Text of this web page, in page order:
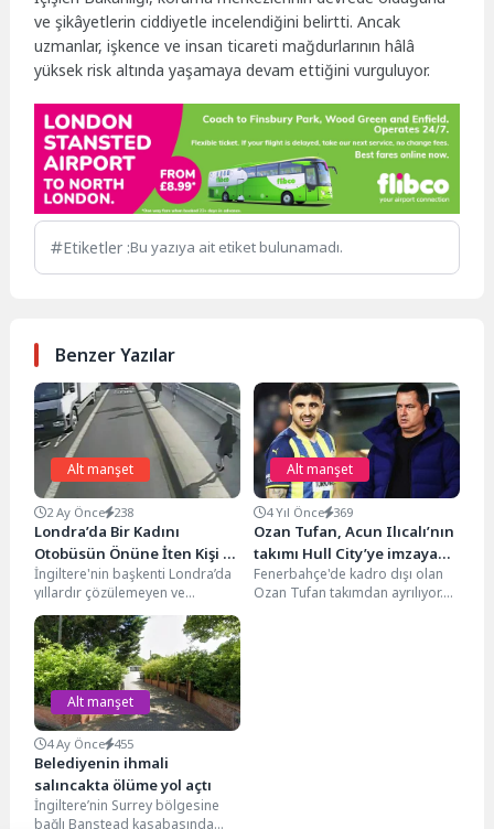
ve şikâyetlerin ciddiyetle incelendiğini belirtti. Ancak
uzmanlar, işkence ve insan ticareti mağdurlarının hâlâ
yüksek risk altında yaşamaya devam ettiğini vurguluyor.
Etiketler :Bu yazıya ait etiket bulunamadı.
Benzer Yazılar
Alt manşet
2 Ay Önce 238
Londra’da Bir Kadını
Otobüsün Önüne İten Kişi 9
Yıl Sonra Yakalandı
İngiltere'nin başkenti Londra’da
yıllardır çözülemeyen ve
kamuoyunda “Putney İticisi”
olarak bilinen olayla ilgili önemli
bir...
Alt manşet
4 Yıl Önce 369
Ozan Tufan, Acun Ilıcalı’nın
takımı Hull City’ye imzaya
geliyor
Fenerbahçe'de kadro dışı olan
Ozan Tufan takımdan ayrılıyor.
Alt manşet
4 Ay Önce 455
Belediyenin ihmali
salıncakta ölüme yol açtı
İngiltere’nin Surrey bölgesine
bağlı Banstead kasabasında